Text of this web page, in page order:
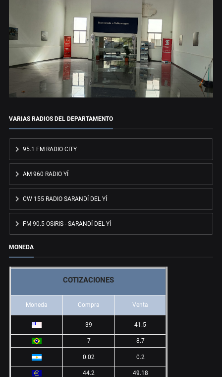
VARIAS RADIOS DEL DEPARTAMENTO
95.1 FM RADIO CITY
AM 960 RADIO YÍ
CW 155 RADIO SARANDÍ DEL YÍ
FM 90.5 OSIRIS - SARANDÍ DEL YÍ
MONEDA
COTIZACIONES
Moneda Compra Venta
39 41.5
7 8.7
0.02 0.2
44.2
49.18